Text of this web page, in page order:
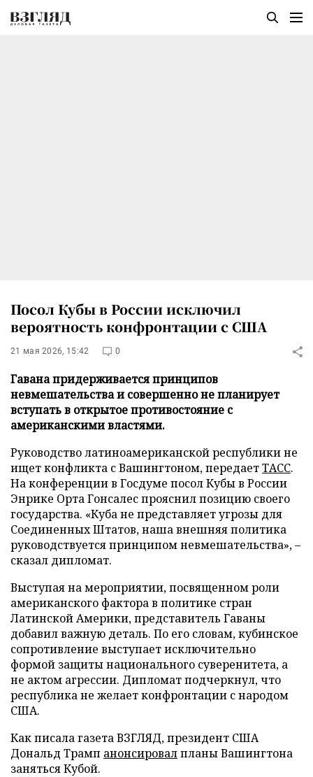
Посол Кубы в России исключил
вероятность конфронтации с США
21 мая 2026, 15:42 0
Гавана придерживается принципов
невмешательства и совершенно не планирует
вступать в открытое противостояние с
американскими властями.
Руководство латиноамериканской республики не
ищет конфликта с Вашингтоном, передаетТАСС.
На конференции в Госдуме посол Кубы в России
Энрике Орта Гонсалес прояснил позицию своего
государства. «Куба не представляет угрозы для
Соединенных Штатов, наша внешняя политика
руководствуется принципом невмешательства», –
сказал дипломат.
Выступая на мероприятии, посвященном роли
американского фактора в политике стран
Латинской Америки, представитель Гаваны
добавил важную деталь. По его словам, кубинское
сопротивление выступает исключительно
формой защиты национального суверенитета, а
не актом агрессии. Дипломат подчеркнул, что
республика не желает конфронтации с народом
США.
Как писала газета ВЗГЛЯД, президент США
Дональд Трамп анонсировалпланы Вашингтона
заняться Кубой.